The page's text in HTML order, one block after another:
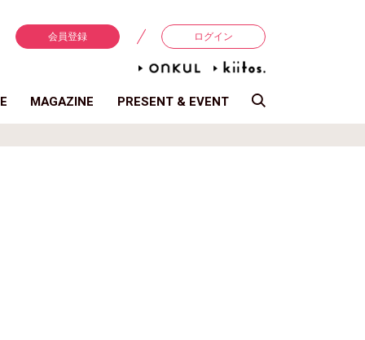
会員登録 ログイン
MAGAZINE PRESENT & EVENT